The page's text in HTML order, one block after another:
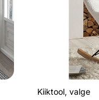
Kiiktool, valge